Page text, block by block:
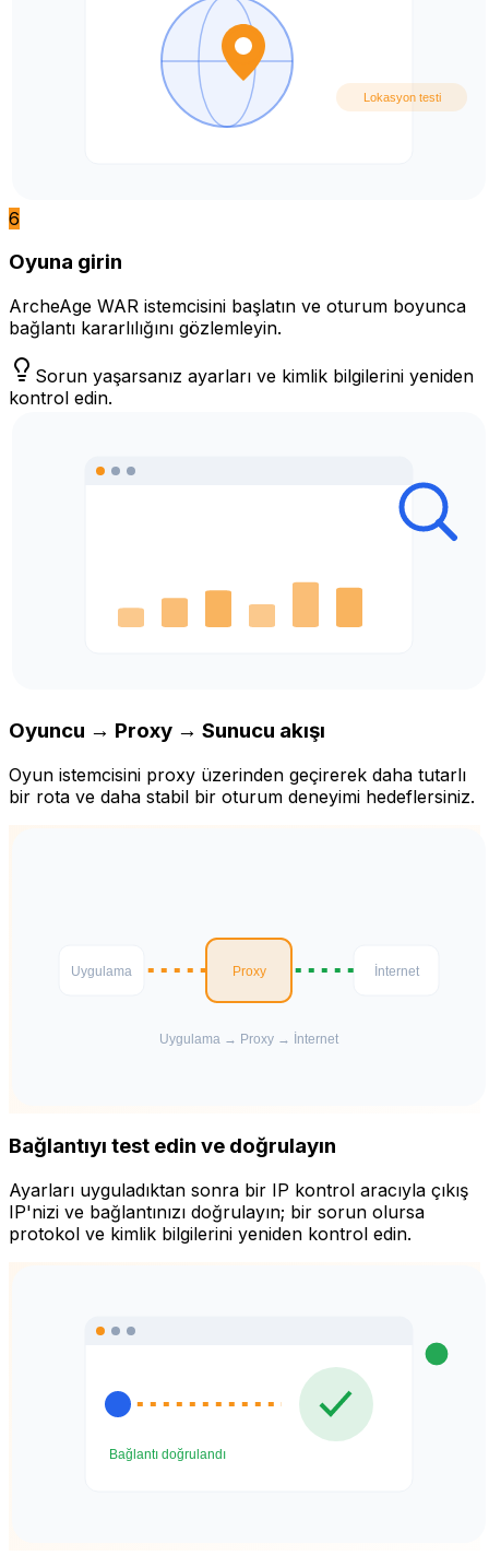
6
Oyuna girin
ArcheAge WAR istemcisini başlatın ve oturum boyunca
bağlantı kararlılığını gözlemleyin.
Sorun yaşarsanız ayarları ve kimlik bilgilerini yeniden
kontrol edin.
Oyuncu → Proxy → Sunucu akışı
Oyun istemcisini proxy üzerinden geçirerek daha tutarlı
bir rota ve daha stabil bir oturum deneyimi hedeflersiniz.
Bağlantıyı test edin ve doğrulayın
Ayarları uyguladıktan sonra bir IP kontrol aracıyla çıkış
IP'nizi ve bağlantınızı doğrulayın; bir sorun olursa
protokol ve kimlik bilgilerini yeniden kontrol edin.